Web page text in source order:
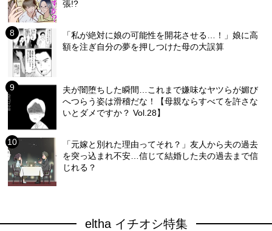
張!?
「私が絶対に娘の可能性を開花させる…！」娘に高
額を注ぎ自分の夢を押しつけた母の大誤算
夫が闇堕ちした瞬間…これまで嫌味なヤツらが媚び
へつらう姿は滑稽だな！【母親ならすべてを許さな
いとダメですか？ Vol.28】
「元嫁と別れた理由ってそれ？」友人から夫の過去
を突っ込まれ不安…信じて結婚した夫の過去まで信
じれる？
eltha イチオシ特集